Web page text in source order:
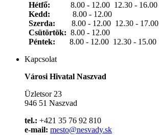
Hétfő:
8.00 - 12.00 12.30 - 16.00
Kedd: 8.00 - 12.00
Szerda: 8.00 - 12.00 12.30 - 17.00
Csütörtök: 8.00 - 12.00
Péntek:
8.00 - 12.00 12.30 - 15.00
Kapcsolat
Városi Hivatal Naszvad
Üzletsor 23
946 51 Naszvad
tel.: +421 35 76 92 810
e-mail: mesto@nesvady.sk